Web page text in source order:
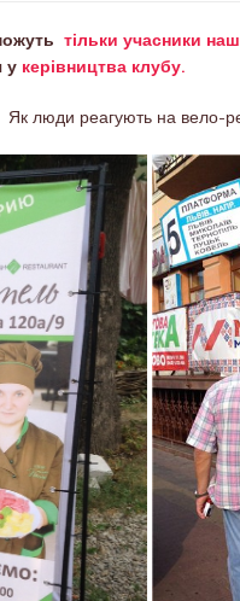
тільки учасники
у керівництва клубу.
Як люди реагують на вело-